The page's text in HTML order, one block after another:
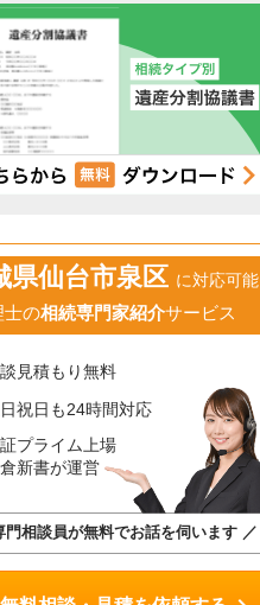
県仙台市泉区 に対応可能
士の相続専門家紹介サービス
見積もり無料
祝日も24時間対応
プライム上場
新書が運営
門相談員が無料でお話を伺います ／